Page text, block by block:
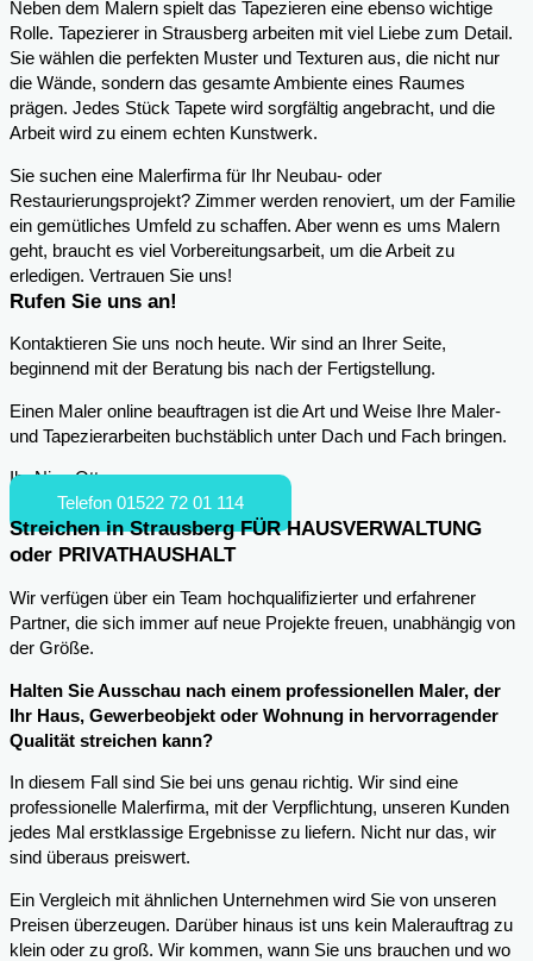
Neben dem Malern spielt das Tapezieren eine ebenso wichtige
Rolle. Tapezierer in Strausberg arbeiten mit viel Liebe zum Detail.
Sie wählen die perfekten Muster und Texturen aus, die nicht nur
die Wände, sondern das gesamte Ambiente eines Raumes
prägen. Jedes Stück Tapete wird sorgfältig angebracht, und die
Arbeit wird zu einem echten Kunstwerk.
Sie suchen eine Malerfirma für Ihr Neubau- oder
Restaurierungsprojekt? Zimmer werden renoviert, um der Familie
ein gemütliches Umfeld zu schaffen. Aber wenn es ums Malern
geht, braucht es viel Vorbereitungsarbeit, um die Arbeit zu
erledigen. Vertrauen Sie uns!
Rufen Sie uns an!
Kontaktieren Sie uns noch heute. Wir sind an Ihrer Seite,
beginnend mit der Beratung bis nach der Fertigstellung.
Einen Maler online beauftragen ist die Art und Weise Ihre Maler-
und Tapezierarbeiten buchstäblich unter Dach und Fach bringen.
Ihr Nico Otto
Telefon 01522 72 01 114
Streichen in Strausberg FÜR HAUSVERWALTUNG
oder PRIVATHAUSHALT
Wir verfügen über ein Team hochqualifizierter und erfahrener
Partner, die sich immer auf neue Projekte freuen, unabhängig von
der Größe.
Halten Sie Ausschau nach einem professionellen Maler, der
Ihr Haus, Gewerbeobjekt oder Wohnung in hervorragender
Qualität streichen kann?
In diesem Fall sind Sie bei uns genau richtig. Wir sind eine
professionelle Malerfirma, mit der Verpflichtung, unseren Kunden
jedes Mal erstklassige Ergebnisse zu liefern. Nicht nur das, wir
sind überaus preiswert.
Ein Vergleich mit ähnlichen Unternehmen wird Sie von unseren
Preisen überzeugen. Darüber hinaus ist uns kein Malerauftrag zu
klein oder zu groß. Wir kommen, wann Sie uns brauchen und wo